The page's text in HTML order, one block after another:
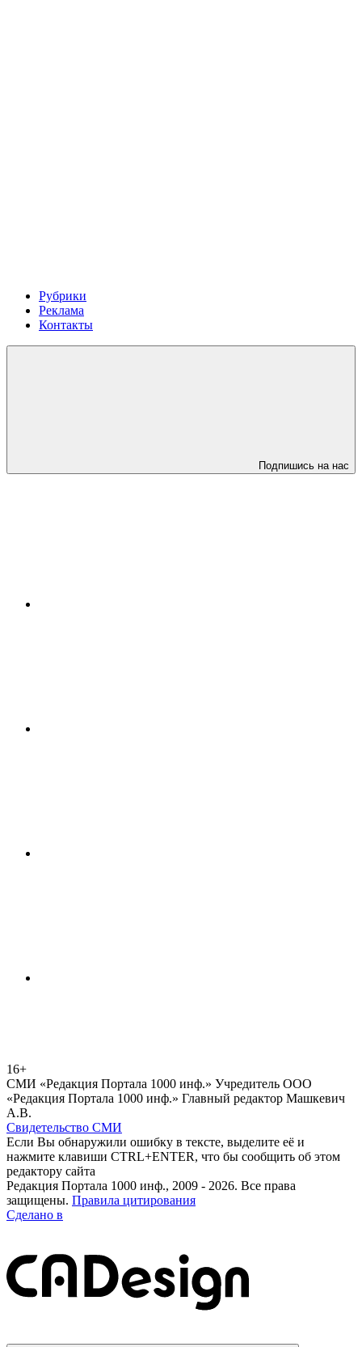
Рубрики
Реклама
Контакты
Подпишись на нас
16+
СМИ «Редакция Портала 1000 инф.» Учредитель ООО
«Редакция Портала 1000 инф.» Главный редактор Машкевич
А.В.
Свидетельство СМИ
Если Вы обнаружили ошибку в тексте, выделите её и
нажмите клавиши CTRL+ENTER, что бы сообщить об этом
редактору сайта
Редакция Портала 1000 инф., 2009 - 2026. Все права
защищены. Правила цитирования
Сделано в